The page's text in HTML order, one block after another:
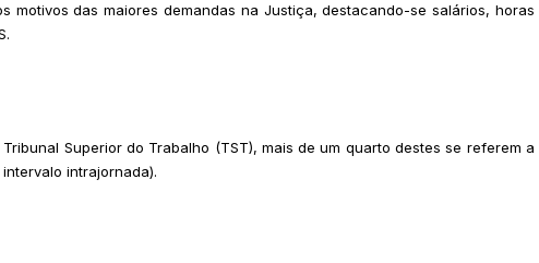
motivos das maiores demandas na Justiça, destacando-se salários, horas
Superior do Trabalho (TST), mais de um quarto destes se referem a
intrajornada).